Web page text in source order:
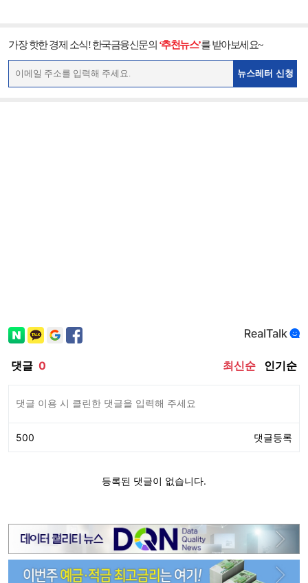
가장 핫한 경제 소식! 한국금융신문의 ‘추천뉴스’를 받아보세요~
뉴스레터 신청